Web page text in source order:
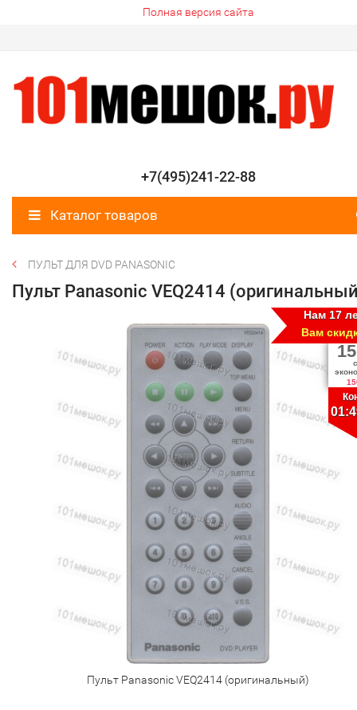
Полная версия сайта
+7(495)241-22-88
Каталог товаров
ПУЛЬТ ДЛЯ DVD PANASONIC
Пульт Panasonic VEQ2414
Пульт Panasonic VEQ2414 (оригинальный)
Нам 17
Вам
15